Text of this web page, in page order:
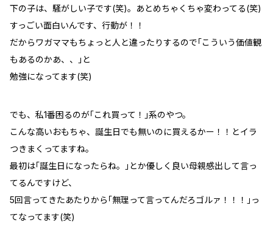
下の子は、騒がしい子です(笑)。あとめちゃくちゃ変わってる(笑)
すっごい面白いんです、行動が！！
だからワガママもちょっと人と違ったりするので｢こういう価値観
もあるのかあ、、｣と
勉強になってます(笑)
でも、私1番困るのが｢これ買って！｣系のやつ。
こんな高いおもちゃ、誕生日でも無いのに買えるかー！！とイラ
つきまくってますね。
最初は｢誕生日になったらね。｣とか優しく良い母親感出して言っ
てるんですけど、
5回言ってきたあたりから｢無理って言ってんだろゴルァ！！！｣っ
てなってます(笑)